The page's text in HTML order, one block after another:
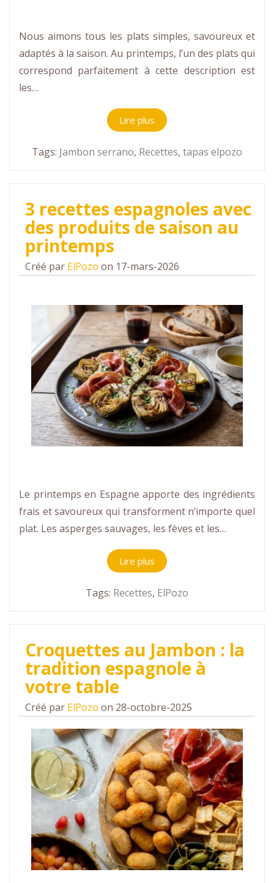
Nous aimons tous les plats simples, savoureux et
adaptés à la saison. Au printemps, l’un des plats qui
correspond parfaitement à cette description est
les…
Lire plus
Tags: Jambon serrano, Recettes, tapas elpozo
3 recettes espagnoles avec
des produits de saison au
printemps
Créé par ElPozo on 17-mars-2026
Le printemps en Espagne apporte des ingrédients
frais et savoureux qui transforment n’importe quel
plat. Les asperges sauvages, les fèves et les…
Lire plus
Tags: Recettes, ElPozo
Croquettes au Jambon : la
tradition espagnole à
votre table
Créé par ElPozo on 28-octobre-2025